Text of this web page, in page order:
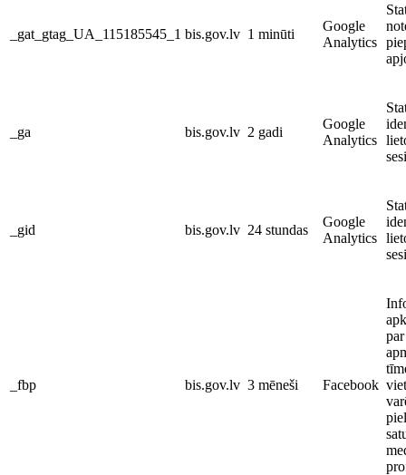
_gat_gtag_UA_115185545_1 bis.gov.lv 1 minūti
Google
Analytics
_ga bis.gov.lv 2 gadi
Google
Analytics
_gid bis.gov.lv 24 stundas
Google
Analytics
_fbp bis.gov.lv 3 mēneši Facebook